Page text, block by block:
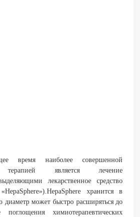
наиболее совершенной
терапией является лечение
лекарственное средство
хранится в
может быстро расширяться до
химиотерапевтических